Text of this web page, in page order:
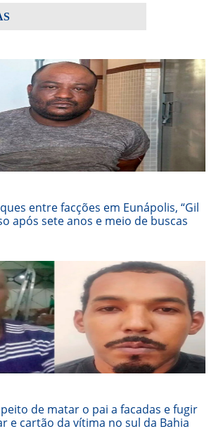
entre facções em Eunápolis, “Gil
após sete anos e meio de buscas
de matar o pai a facadas e fugir
e cartão da vítima no sul da Bahia